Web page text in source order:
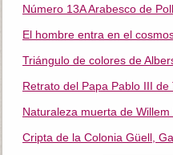
Número 13A Arabesco de
El hombre entra en el
Triángulo de colores de
Retrato del Papa Pablo III de
Naturaleza muerta de Willem
Cripta de la Colonia Güell,